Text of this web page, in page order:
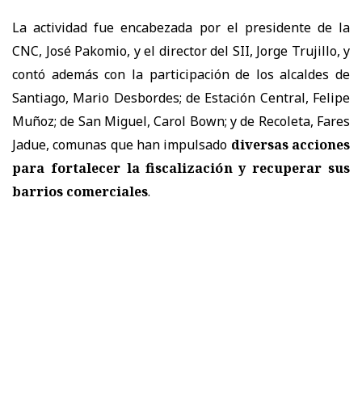
La actividad fue encabezada por el presidente de la
CNC, José Pakomio, y el director del SII, Jorge Trujillo, y
contó además con la participación de los alcaldes de
Santiago, Mario Desbordes; de Estación Central, Felipe
Muñoz; de San Miguel, Carol Bown; y de Recoleta, Fares
Jadue, comunas que han impulsado diversas acciones
para fortalecer la fiscalización y recuperar sus
barrios comerciales.